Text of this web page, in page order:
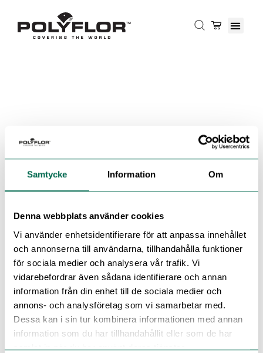
Samtycke Information Om
Denna webbplats använder cookies
Vi använder enhetsidentifierare för att anpassa innehållet
och annonserna till användarna, tillhandahålla funktioner
för sociala medier och analysera vår trafik. Vi
vidarebefordrar även sådana identifierare och annan
information från din enhet till de sociala medier och
annons- och analysföretag som vi samarbetar med.
Dessa kan i sin tur kombinera informationen med annan
information som du har tillhandahållit eller som de har
samlat in när du har använt deras tjänster.